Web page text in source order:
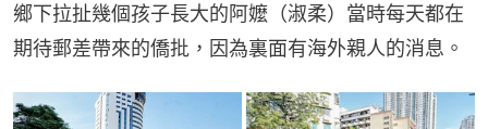
鄉下拉扯幾個孩子長大的阿嬤（淑柔）當時每天都在
期待郵差帶來的僑批，因為裏面有海外親人的消息。